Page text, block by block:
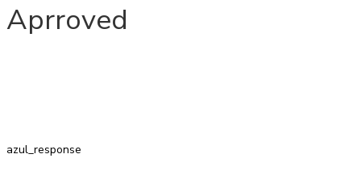
Aprroved
azul_response